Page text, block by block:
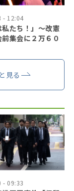
- 12:04
私たち！」〜改憲
集会に２万６０
見る
- 09:33